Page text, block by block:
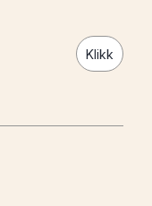
Klikk